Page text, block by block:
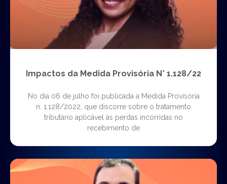
Impactos da Medida Provisória N° 1.128/22
No dia 06 de julho foi publicada a Medida Provisória
n. 1.128/2022, que discorre sobre o tratamento
tributário aplicável às perdas incorridas no
recebimento de